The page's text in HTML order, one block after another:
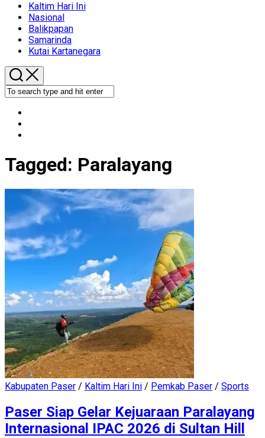
Kaltim Hari Ini
Nasional
Balikpapan
Samarinda
Kutai Kartanegara
Tagged: Paralayang
Kabupaten Paser / Kaltim Hari Ini / Pemkab Paser / Sports
Paser Siap Gelar Kejuaraan Paralayang
Internasional IPAC 2026 di Sultan Hill